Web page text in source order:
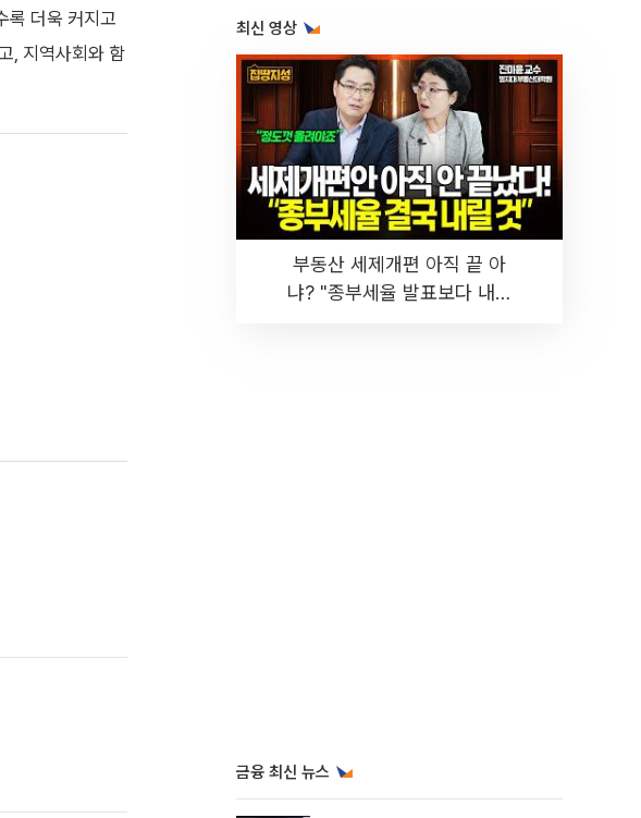
록 더욱 커지고
, 지역사회와 함
최신 영상
부동산 세제개편 아직 끝 아
냐? "종부세율 발표보다 내릴
금융 최신 뉴스